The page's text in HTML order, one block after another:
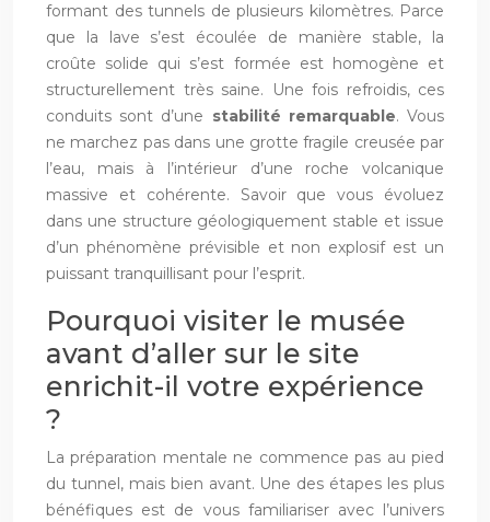
formant des tunnels de plusieurs kilomètres. Parce
que la lave s’est écoulée de manière stable, la
croûte solide qui s’est formée est homogène et
structurellement très saine. Une fois refroidis, ces
conduits sont d’une stabilité remarquable. Vous
ne marchez pas dans une grotte fragile creusée par
l’eau, mais à l’intérieur d’une roche volcanique
massive et cohérente. Savoir que vous évoluez
dans une structure géologiquement stable et issue
d’un phénomène prévisible et non explosif est un
puissant tranquillisant pour l’esprit.
Pourquoi visiter le musée
avant d’aller sur le site
enrichit-il votre expérience
?
La préparation mentale ne commence pas au pied
du tunnel, mais bien avant. Une des étapes les plus
bénéfiques est de vous familiariser avec l’univers